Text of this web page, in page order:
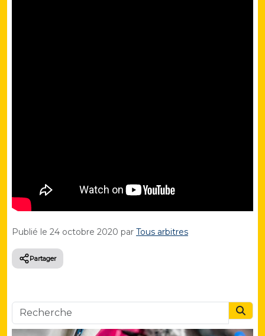
Publié le 24 octobre 2020 par Tous arbitres
Partager